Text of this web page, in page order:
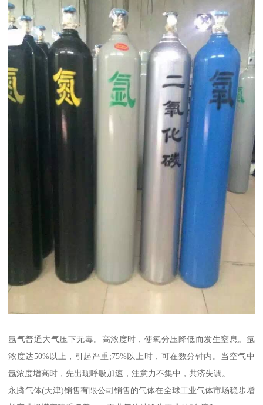
氩气普通大气压下无毒。高浓度时，使氧分压降低而发生窒息。氩
浓度达50%以上，引起严重;75%以上时，可在数分钟内。当空气中
氩浓度增高时，先出现呼吸加速，注意力不集中，共济失调。
永腾气体(天津)销售有限公司销售的气体在全球工业气体市场稳步增